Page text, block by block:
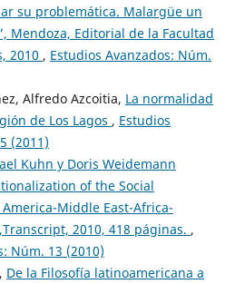
su problemática. Malargüe un
Mendoza, Editorial de la Facultad
2010 , Estudios Avanzados: Núm.
Alfredo Azcoitia, La normalidad
de Los Lagos , Estudios
(2011)
Kuhn y Doris Weidemann
of the Social
Middle East-Africa-
2010, 418 páginas. ,
Núm. 13 (2010)
De la Filosofía latinoamericana a